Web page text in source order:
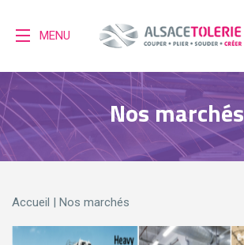
MENU
Nos marchés
Accueil | Nos marchés